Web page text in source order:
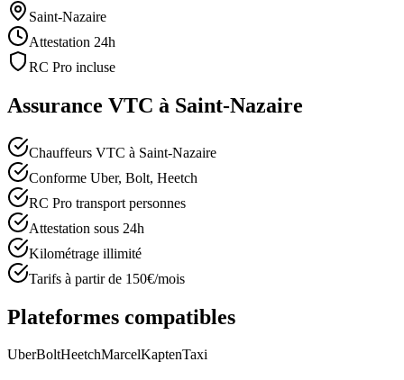
Saint-Nazaire
Attestation 24h
RC Pro incluse
Assurance VTC à Saint-Nazaire
Chauffeurs VTC à Saint-Nazaire
Conforme Uber, Bolt, Heetch
RC Pro transport personnes
Attestation sous 24h
Kilométrage illimité
Tarifs à partir de 150€/mois
Plateformes compatibles
UberBoltHeetchMarcelKaptenTaxi